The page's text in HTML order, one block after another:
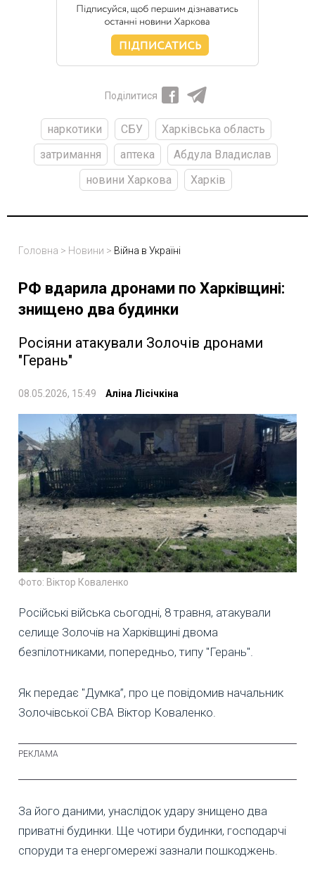
Поділитися
наркотики СБУ
Харківська область
затримання
аптека
Абдула Владислав
новини Харкова
Харків
Головна > Новини > Війна в Україні
РФ вдарила дронами по Харківщині:
знищено два будинки
Росіяни атакували Золочів дронами
"Герань"
08.05.2026, 15:49 Аліна Лісічкіна
Фото: Віктор Коваленко
Російські війська сьогодні, 8 травня, атакували
селище Золочів на Харківщині двома
безпілотниками, попередньо, типу "Герань".
Як передає "Думка”, про це повідомив начальник
Золочівської СВА Віктор Коваленко.
За його даними, унаслідок удару знищено два
приватні будинки. Ще чотири будинки, господарчі
споруди та енергомережі зазнали пошкоджень.